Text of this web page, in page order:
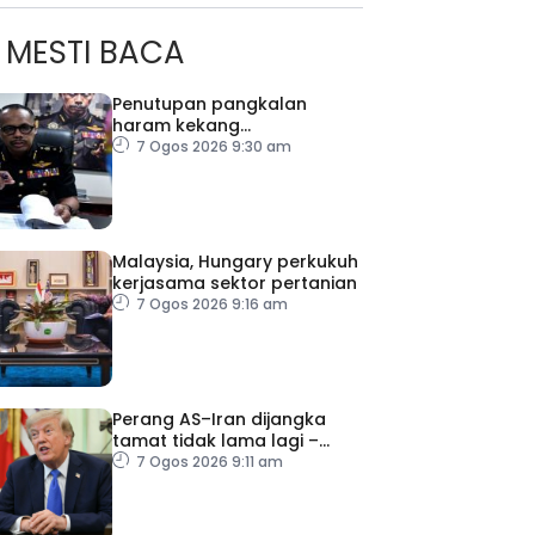
Perkasa SCORE Marathon 2026 Melalui Kerjasama
Larian Antarabangsa
MESTI BACA
Penutupan pangkalan
haram kekang
penyeludupan di Kelantan
7 Ogos 2026 9:30 am
Malaysia, Hungary perkukuh
kerjasama sektor pertanian
7 Ogos 2026 9:16 am
Perang AS–Iran dijangka
tamat tidak lama lagi –
Trump
7 Ogos 2026 9:11 am